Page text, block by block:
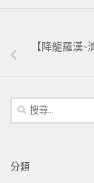
【降龍羅漢
搜
尋
字:
分類